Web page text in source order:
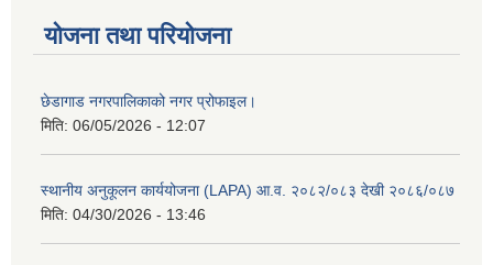
योजना तथा परियोजना
छेडागाड नगरपालिकाको नगर प्रोफाइल।
मिति: 06/05/2026 - 12:07
स्थानीय अनुकूलन कार्ययोजना (LAPA) आ.व. २०८२/०८३ देखी २०८६/०८७
मिति: 04/30/2026 - 13:46